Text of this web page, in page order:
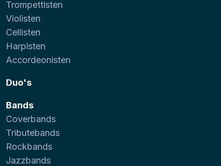
Trompettisten
Violisten
Cellisten
Harpisten
Accordeonisten
Duo's
Bands
Coverbands
Tributebands
Rockbands
Jazzbands